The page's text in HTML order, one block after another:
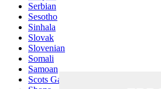
Serbian
Sesotho
Sinhala
Slovak
Slovenian
Somali
Samoan
Scots Gaelic